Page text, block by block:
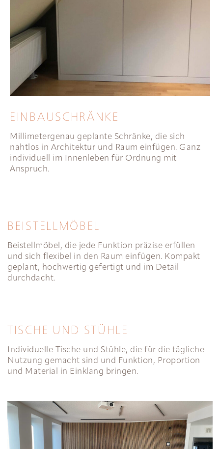
EINBAUSCHRÄNKE
Millimetergenau geplante Schränke, die sich
nahtlos in Architektur und Raum einfügen. Ganz
individuell im Innenleben für Ordnung mit
Anspruch.
BEISTELLMÖBEL
Beistellmöbel, die jede Funktion präzise erfüllen
und sich flexibel in den Raum einfügen. Kompakt
geplant, hochwertig gefertigt und im Detail
durchdacht.
TISCHE UND STÜHLE
Individuelle Tische und Stühle, die für die tägliche
Nutzung gemacht sind und Funktion, Proportion
und Material in Einklang bringen.